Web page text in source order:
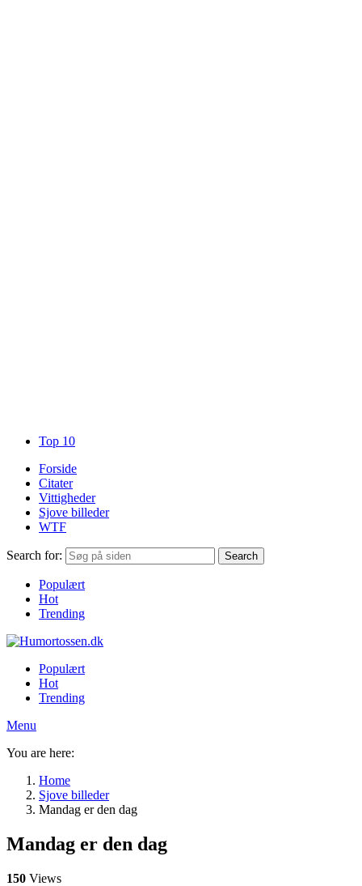
Top 10
Forside
Citater
Vittigheder
Sjove billeder
WTF
Search for: Search
Populært
Hot
Trending
Populært
Hot
Trending
Menu
You are here:
Home
Sjove billeder
Mandag er den dag
Mandag er den dag
150 Views